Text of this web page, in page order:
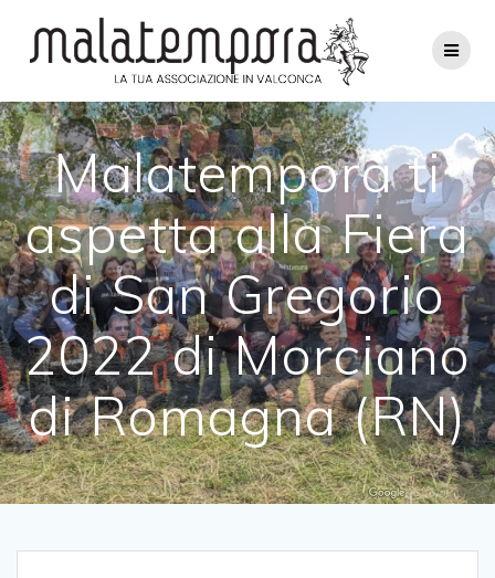
al
contenuto
Malatempora ti
aspetta alla Fiera
di San Gregorio
2022 di Morciano
di Romagna (RN)